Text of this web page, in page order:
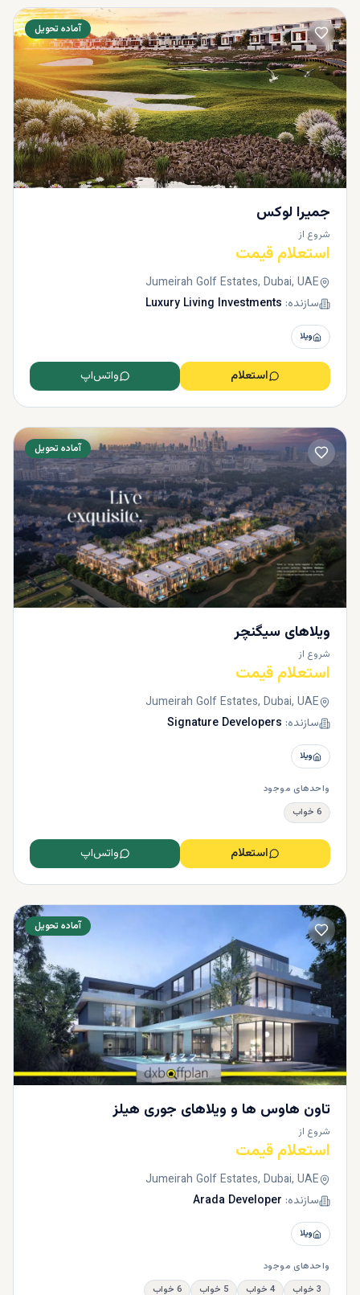
آماده تحویل
جمیرا لوکس
شروع از
استعلام قیمت
Jumeirah Golf Estates, Dubai, UAE
سازنده: Luxury Living Investments
ویلا
استعلام واتس‌اپ
آماده تحویل
ویلاهای سیگنچر
شروع از
استعلام قیمت
Jumeirah Golf Estates, Dubai, UAE
سازنده: Signature Developers
ویلا
واحدهای موجود
6 خواب
استعلام واتس‌اپ
آماده تحویل
تاون هاوس ها و ویلاهای جوری هیلز
شروع از
استعلام قیمت
Jumeirah Golf Estates, Dubai, UAE
سازنده: Arada Developer
ویلا
واحدهای موجود
3 خواب
4 خواب 5 خواب 6 خواب